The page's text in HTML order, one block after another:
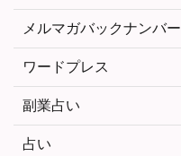
メルマガバックナンバー
ワードプレス
副業占い
占い